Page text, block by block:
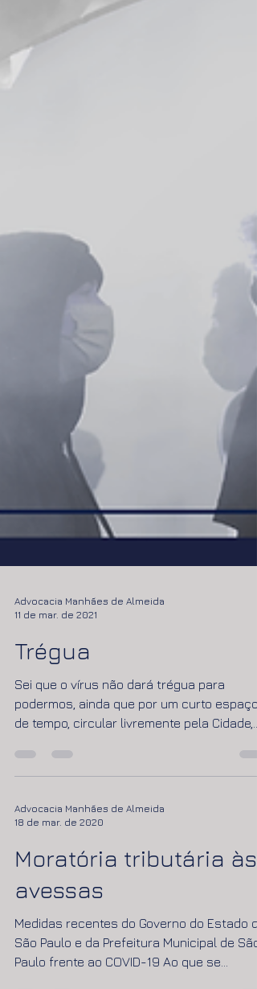
11 de mar. de 2021
Trégua
Sei que o vírus não dará trégua para
de tempo, circular livremente pela Cidade,
visitar parentes,...
18 de mar. de 2020
Moratória tributária às
avessas
Medidas recentes do Governo do Estado